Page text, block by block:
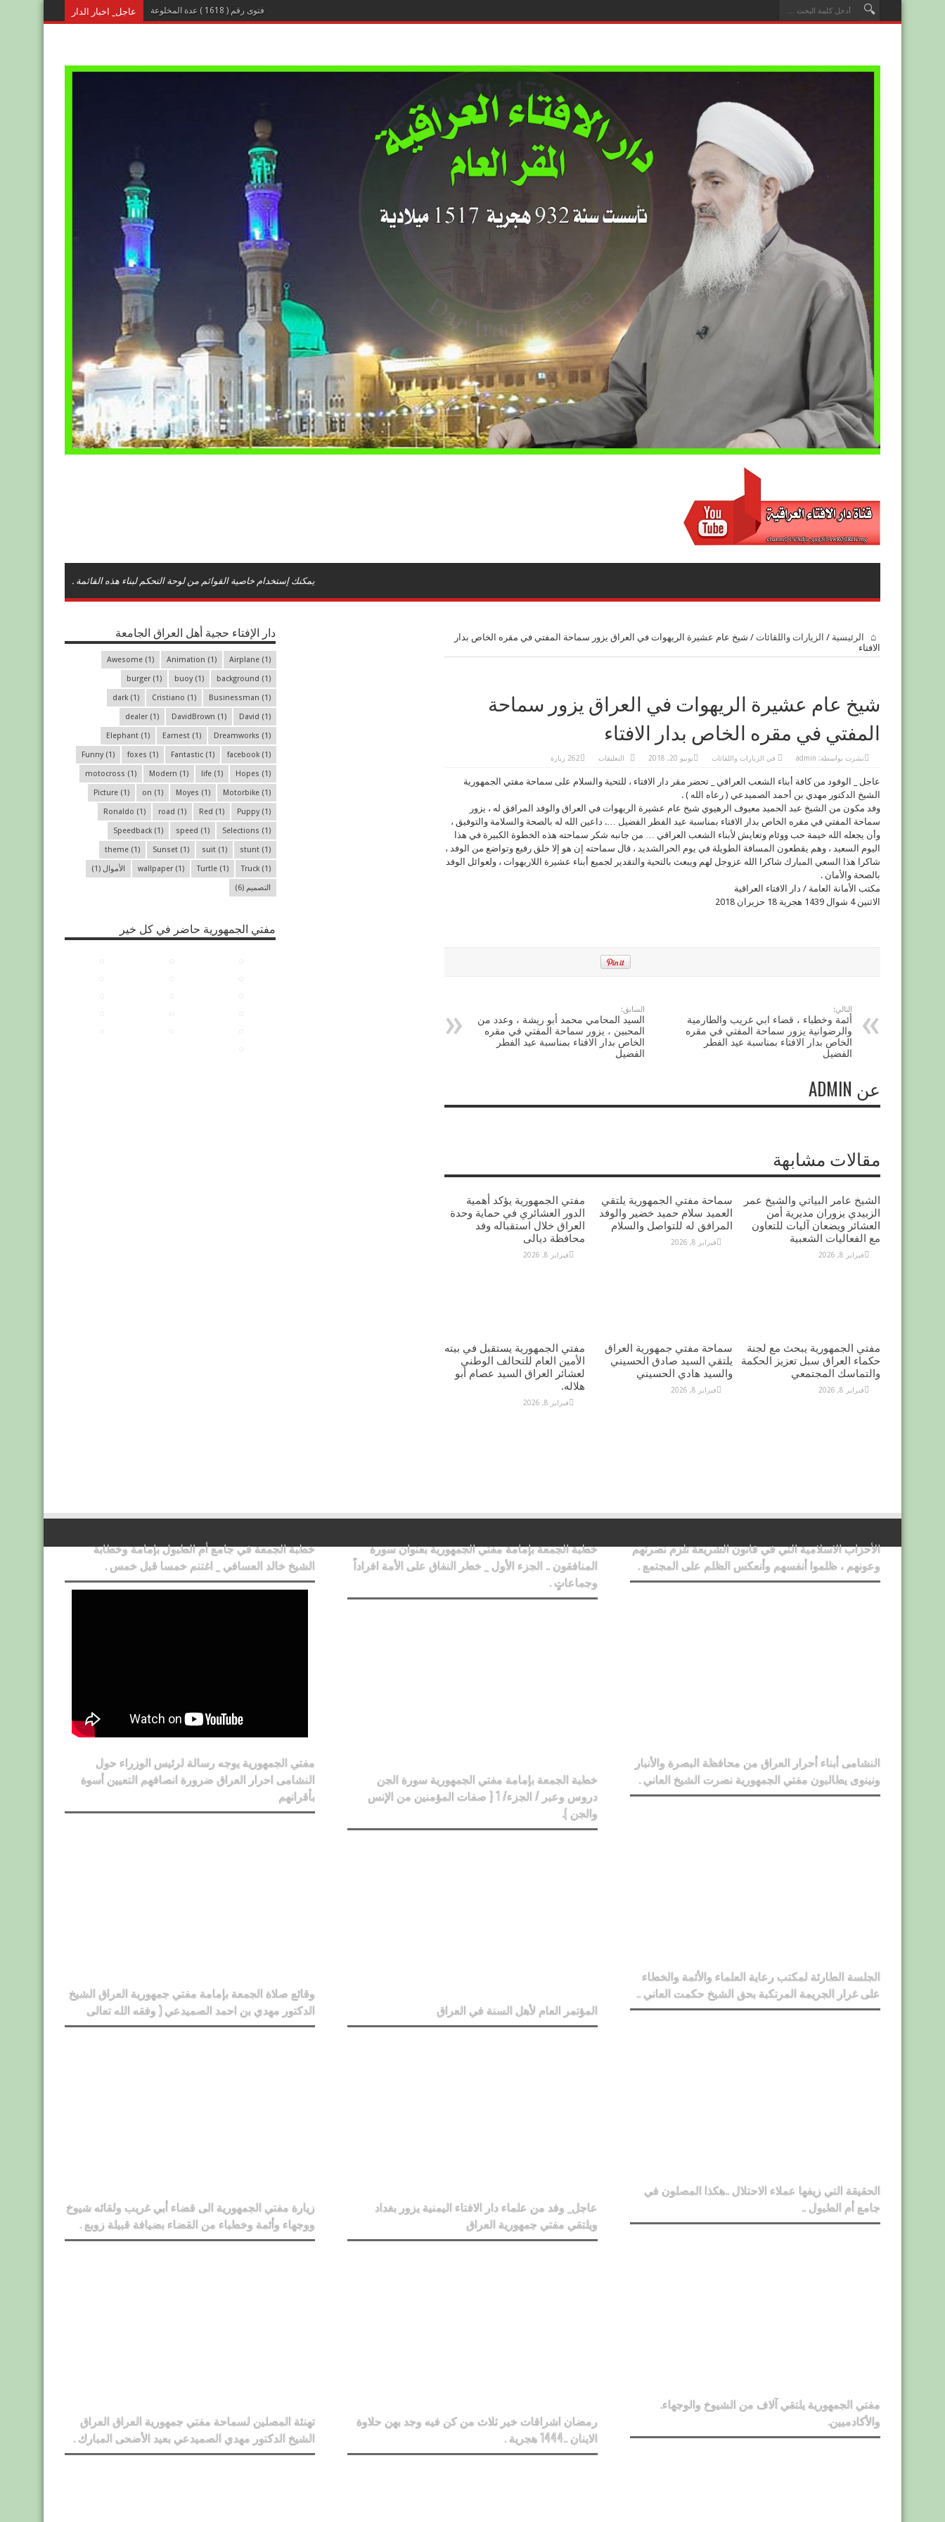
عاجل_ اخبار الدار فتوى رقم ( 1618 ) عدة المخلوعة
يمكنك إستخدام خاصية القوائم من لوحة التحكم لبناء هذه القائمة .
الرئيسية / الزيارات واللقائات / شيخ عام عشيرة الريهوات في العراق يزور سماحة المفتي في مقره الخاص بدار
الافتاء
شيخ عام عشيرة الريهوات في العراق يزور سماحة
المفتي في مقره الخاص بدار الافتاء
نشرت بواسطة: admin في الزيارات واللقائات يونيو 20, 2018 التعليقات
على
عشيرة
الريهوات
العراق
يزور
سماحة
المفتي
في
مقره
الخاص
بدار
الافتاء
262 زيارة
عاجل _ الوفود من كافة أبناء الشعب العراقي _ تحضر مقر دار الافتاء ، للتحية والسلام على سماحة مفتي الجمهورية
الشيخ الدكتور مهدي بن أحمد الصميدعي ( رعاه الله ) .
وفد مكون من الشيخ عبد الحميد معيوف الرهيوي شيخ عام عشيرة الريهوات في العراق والوفد المرافق له ، يزور
سماحة المفتي في مقره الخاص بدار الافتاء بمناسبة عيد الفطر الفضيل …. داعين الله له بالصحة والسلامة والتوفيق ،
وأن يجعله الله خيمة حب ووئام وتعايش لأبناء الشعب العراقي … من جانبه شكر سماحته هذه الخطوة الكبيرة في هذا
اليوم السعيد ، وهم يقطعون المسافة الطويلة في يوم الحرالشديد ، قال سماحته إن هو إلا خلق رفيع وتواضع من الوفد ،
شاكرا هذا السعي المبارك شاكرا الله عزوجل لهم ويبعث بالتحية والتقدير لجميع أبناء عشيرة اللاريهوات ، ولعوائل الوفد
بالصحة والأمان .
مكتب الأمانة العامة / دار الافتاء العراقية
الاثنين 4 شوال 1439 هجرية 18 حزيران 2018
السابق:
السيد المحامي محمد أبو ريشة ، وعدد من
المحبين ، يزور سماحة المفتي في مقره
الخاص بدار الافتاء بمناسبة عيد الفطر
الفضيل
التالي:
أئمة وخطباء ، قضاء ابي غريب والطارمية
والرضوانية يزور سماحة المفتي في مقره
الخاص بدار الافتاء بمناسبة عيد الفطر
الفضيل
عن ADMIN
مقالات مشابهة
مفتي الجمهورية يؤكد أهمية
الدور العشائري في حماية وحدة
العراق خلال استقباله وفد
محافظة ديالى
فبراير 8, 2026
سماحة مفتي الجمهورية يلتقي
العميد سلام حميد خضير والوفد
المرافق له للتواصل والسلام
فبراير 8, 2026
الشيخ عامر البياتي والشيخ عمر
الزبيدي يزوران مديرية أمن
العشائر ويضعان آليات للتعاون
مع الفعاليات الشعبية
فبراير 8, 2026
مفتي الجمهورية يستقبل في بيته
الأمين العام للتحالف الوطني
لعشائر العراق السيد عصام أبو
هلاله.
فبراير 8, 2026
سماحة مفتي جمهورية العراق
يلتقي السيد صادق الحسيني
والسيد هادي الحسيني
فبراير 8, 2026
مفتي الجمهورية يبحث مع لجنة
حكماء العراق سبل تعزيز الحكمة
والتماسك المجتمعي
فبراير 8, 2026
دار الإفتاء حجية أهل العراق الجامعة
Airplane (1)
Animation (1)
Awesome (1)
background (1)
buoy(1)
burger (1)
Businessman (1)
Cristiano (1)
dark (1)
David (1)
DavidBrown (1)
dealer (1)
Dreamworks (1)
Earnest (1)
Elephant (1)
facebook (1)
Fantastic (1)
foxes (1)
Funny(1)
Hopes (1)
life (1)
Modern (1)
motocross (1)
Motorbike (1)
Moyes (1)
on (1)
Picture (1)
Puppy(1)
Red (1)
road (1)
Ronaldo (1)
Selections (1)
speed (1)
Speedback (1)
stunt (1)
suit (1)
Sunset (1)
theme (1)
Truck (1)
Turtle (1)
wallpaper (1) الأموال (1)
التصميم (6)
مفتي الجمهورية حاضر في كل خير
خطبة الجمعة في جامع أم الطبول بإمامة وخطابة
الشيخ خالد العسافي _ اغتنم خمسا قبل خمس .
مفتي الجمهورية يوجه رسالة لرئيس الوزراء حول
النشامى احرار العراق ضرورة انصافهم التعيين أسوة
بأقرانهم
وقائع صلاة الجمعة بإمامة مفتي جمهورية العراق الشيخ
الدكتور مهدي بن احمد الصميدعي ( وفقه الله تعالى
زيارة مفتي الجمهورية الى قضاء أبي غريب ولقائه شيوخ
ووجهاء وأئمة وخطباء من القضاء بضيافة قبيلة زوبع .
تهنئة المصلين لسماحة مفتي جمهورية العراق العراق
الشيخ الدكتور مهدي الصميدعي بعيد الأضحى المبارك .
خطبة الجمعة بإمامة مفتي الجمهورية بعنوان سورة
المنافقون .. الجزء الأول _ خطر النفاق على الأمة افراداً
وجماعاتٍ .
خطبة الجمعة بإمامة مفتي الجمهورية سورة الجن
دروس وعبر / الجزء/ 1 { صفات المؤمنين من الإنس
والجن ).
المؤتمر العام لأهل السنة في العراق
عاجل_ وفد من علماء دار الافتاء اليمنية يزور بغداد
ويلتقي مفتي جمهورية العراق
رمضان اشراقات خير ثلاث من كن فيه وجد بهن حلاوة
الاينان ..1444 هجرية .
الأحزاب الاسلامية التي في قانون الشريعة تلزم نصرتهم
وعونهم ، ظلموا أنفسهم وأنعكس الظلم على المجتمع .
النشامى أبناء أحرار العراق من محافظة البصرة والأنبار
ونينوى يطالبون مفتي الجمهورية نصرت الشيخ العاني .
الجلسة الطارئة لمكتب رعاية العلماء والأئمة والخطاء
على غرار الجريمة المرتكبة بحق الشيخ حكمت العاني ..
الحقيقة التي زيفها عملاء الاحتلال ..هكذا المصلون في
جامع أم الطبول ..
مفتي الجمهورية يلتقي آلاف من الشيوخ والوجهاء.
والأكادميين.